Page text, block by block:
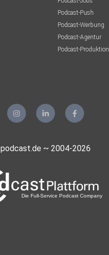
Podcast-Push
Podcast-Werbung
Podcast-Agentur
Podcast-Produktion
podcast.de ~ 2004-2026